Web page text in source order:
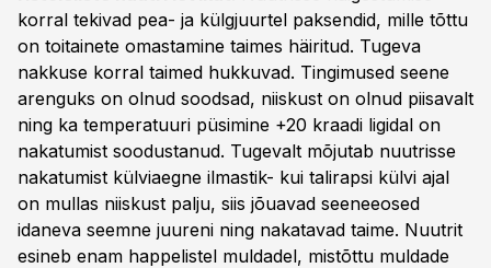
korral tekivad pea- ja külgjuurtel paksendid, mille tõttu
on toitainete omastamine taimes häiritud. Tugeva
nakkuse korral taimed hukkuvad. Tingimused seene
arenguks on olnud soodsad, niiskust on olnud piisavalt
ning ka temperatuuri püsimine +20 kraadi ligidal on
nakatumist soodustanud. Tugevalt mõjutab nuutrisse
nakatumist külviaegne ilmastik- kui talirapsi külvi ajal
on mullas niiskust palju, siis jõuavad seeneeosed
idaneva seemne juureni ning nakatavad taime. Nuutrit
esineb enam happelistel muldadel, mistõttu muldade